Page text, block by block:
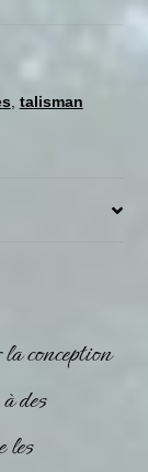
, talisman
conception
des
les